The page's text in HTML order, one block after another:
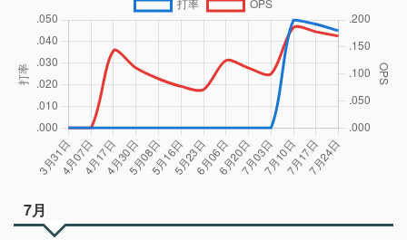
7月